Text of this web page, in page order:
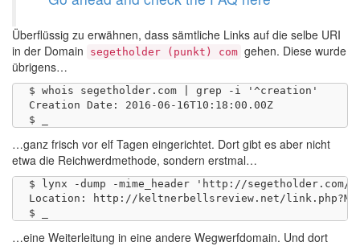
Überflüssig zu erwähnen, dass sämtliche Links auf die selbe URI
in der Domain
segetholder (punkt) com gehen. Diese wurde
übrigens…
$ whois segetholder.com | grep -i '^creation'
Creation Date: 2016-06-16T10:18:00.00Z
…ganz frisch vor elf Tagen eingerichtet. Dort gibt es aber nicht
etwa die Reichwerdmethode, sondern erstmal…
$ lynx -dump -mime_header 'http://segetholder.com/
Location: http://keltnerbellsreview.net/
…eine Weiterleitung in eine andere Wegwerfdomain. Und dort